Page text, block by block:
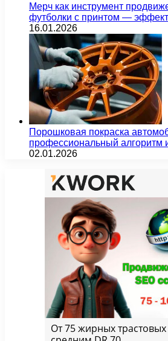
Мерч как инструмент
футболки с принтом —
16.01.2026
Порошковая покраска
профессиональный
02.01.2026